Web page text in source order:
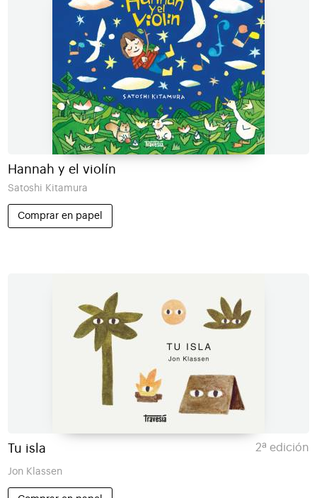
Hannah y el violín
Satoshi Kitamura
Comprar en papel
Tu isla 2ª edición
Jon Klassen